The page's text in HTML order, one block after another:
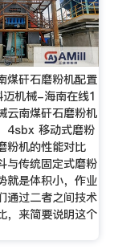
煤矸石磨粉机配置
迈机械-海南在线1
云南煤矸石磨粉机
4sbx 移动式磨粉
粉机的性能对比
与传统固定式磨粉
就是体积小，作业
通过二者之间技术
，来简要说明这个